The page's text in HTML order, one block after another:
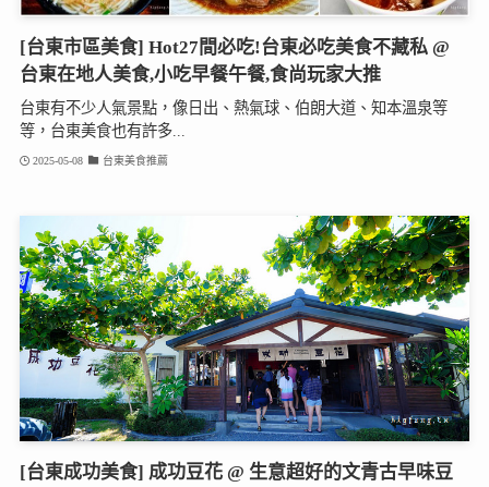
[台東市區美食] Hot27間必吃!台東必吃美食不藏私 @
台東在地人美食,小吃早餐午餐,食尚玩家大推
台東有不少人氣景點，像日出、熱氣球、伯朗大道、知本溫泉等
等，台東美食也有許多...
2025-05-08 台東美食推薦
[台東成功美食] 成功豆花 @ 生意超好的文青古早味豆